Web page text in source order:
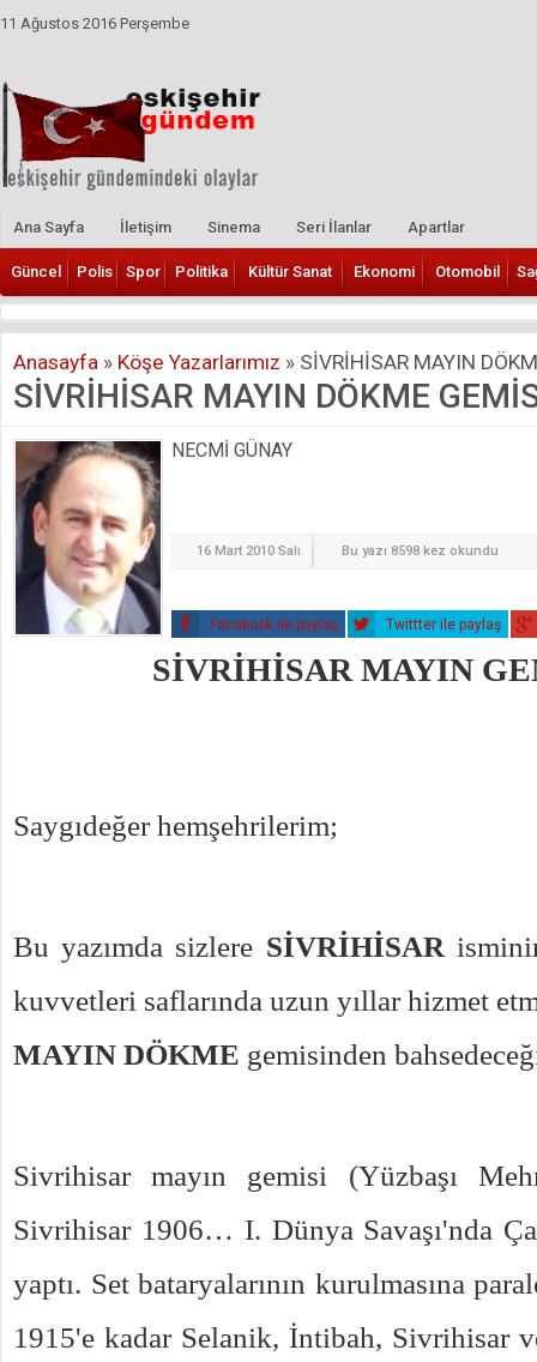
11 Ağustos 2016 Perşembe
Ana Sayfa İletişim Sinema Seri İlanlar Apartlar
Güncel Polis Spor Politika Kültür Sanat Ekonomi Otomobil
Anasayfa » Köşe Yazarlarımız » SİVRİHİSAR MAYIN
SİVRİHİSAR MAYIN DÖKME
NECMİ GÜNAY
16 Mart 2010 Salı Bu yazı 8598 kez okundu
Facebook ile paylaş Twittter ile paylaş
SİVRİHİSAR MAYIN
Saygıdeğer hemşehrilerim;
Bu yazımda sizlere SİVRİHİSAR
kuvvetleri saflarında uzun yıllar hizmet
MAYIN DÖKME gemisinden
Sivrihisar mayın gemisi (Yüzbaşı
Sivrihisar 1906… I. Dünya Savaşı'nda
yaptı. Set bataryalarının kurulmasına
1915'e kadar Selanik, İntibah, Sivrihisar